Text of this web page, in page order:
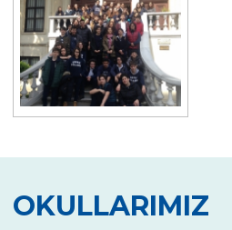
The Math League Başarısı
RYSMUN
Danimarka Okul Ortaklığı
Çevre Lisesi Matematik
OKULLARIMIZ